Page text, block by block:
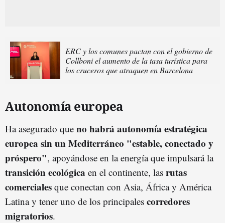
ERC y los comunes pactan con el gobierno de
Collboni el aumento de la tasa turística para
los cruceros que atraquen en Barcelona
Autonomía europea
Ha asegurado que no habrá autonomía estratégica
europea sin un Mediterráneo "estable, conectado y
próspero", apoyándose en la energía que impulsará la
transición ecológica en el continente, las rutas
comerciales que conectan con Asia, África y América
Latina y tener uno de los principales corredores
migratorios.